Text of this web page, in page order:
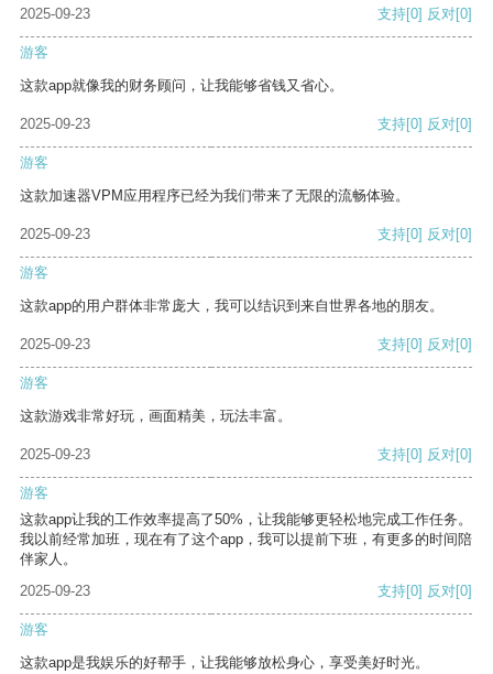
2025-09-23
支持[0] 反对[0]
游客
这款app就像我的财务顾问，让我能够省钱又省心。
2025-09-23 支持[0] 反对[0]
游客
这款加速器VPM应用程序已经为我们带来了无限的流畅体验。
2025-09-23 支持[0] 反对[0]
游客
这款app的用户群体非常庞大，我可以结识到来自世界各地的朋友。
2025-09-23 支持[0] 反对[0]
游客
这款游戏非常好玩，画面精美，玩法丰富。
2025-09-23 支持[0] 反对[0]
游客
这款app让我的工作效率提高了50%，让我能够更轻松地完成工作任务。
我以前经常加班，现在有了这个app，我可以提前下班，有更多的时间陪
伴家人。
2025-09-23
支持[0] 反对[0]
游客
这款app是我娱乐的好帮手，让我能够放松身心，享受美好时光。